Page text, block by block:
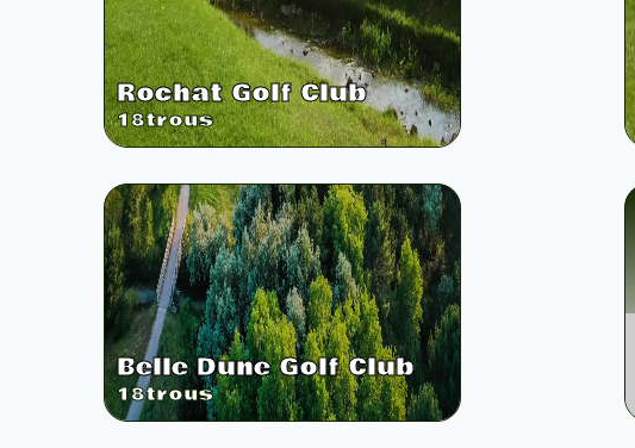
Rochat Golf Club
18trous
Belle Dune Golf Club
18trous